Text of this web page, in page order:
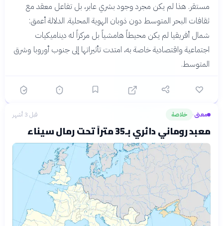
مستقر. هذا لم يكن مجرد وجود بشري عابر، بل تفاعل معقد مع
ثقافات البحر المتوسط دون ذوبان الهوية المحلية. الدلالة أعمق:
شمال أفريقيا لم يكن محيطاً هامشياً بل مركزاً له ديناميكيات
اجتماعية واقتصادية خاصة به، امتدت تأثيراتها إلى جنوب أوروبا وشرق
المتوسط.
معنى› خلاصة قبل 3 أشهر
معبد روماني دائري بـ35 متراً تحت رمال سيناء